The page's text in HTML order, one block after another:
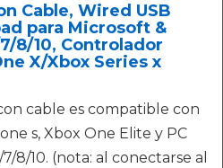
Cable, Wired USB
para Microsoft &
8/10, Controlador
X/Xbox Series x
cable es compatible con
s, Xbox One Elite y PC
8/10. (nota: al conectarse al